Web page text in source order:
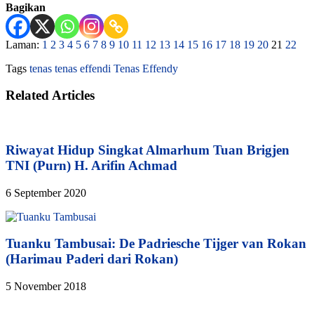
Bagikan
Laman: 1 2 3 4 5 6 7 8 9 10 11 12 13 14 15 16 17 18 19 20 21 22
Tags tenas tenas effendi Tenas Effendy
Related Articles
Riwayat Hidup Singkat Almarhum Tuan Brigjen
TNI (Purn) H. Arifin Achmad
6 September 2020
Tuanku Tambusai: De Padriesche Tijger van Rokan
(Harimau Paderi dari Rokan)
5 November 2018